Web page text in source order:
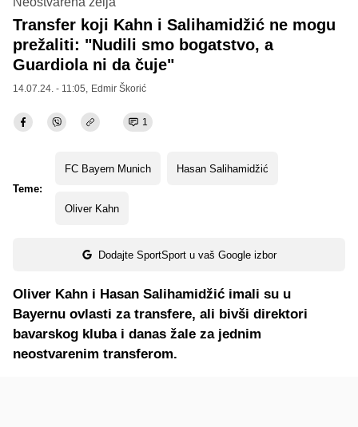
Transfer koji Kahn i Salihamidžić ne mogu
prežaliti: "Nudili smo bogatstvo, a
Guardiola ni da čuje"
14.07.24. - 11:05, Edmir Škorić
1
Teme:
FC Bayern Munich Hasan Salihamidžić
Oliver Kahn
Dodajte SportSport u vaš Google izbor
Oliver Kahn i Hasan Salihamidžić imali su u
Bayernu ovlasti za transfere, ali bivši direktori
bavarskog kluba i danas žale za jednim
neostvarenim transferom.